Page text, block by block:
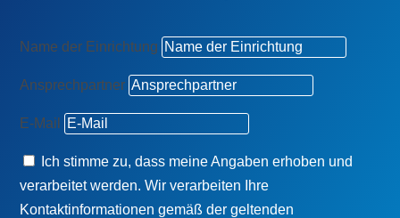
Name der Einrichtung
Ansprechpartner
E-Mail
Ich stimme zu, dass meine Angaben erhoben und
verarbeitet werden. Wir verarbeiten Ihre
Kontaktinformationen gemäß der geltenden